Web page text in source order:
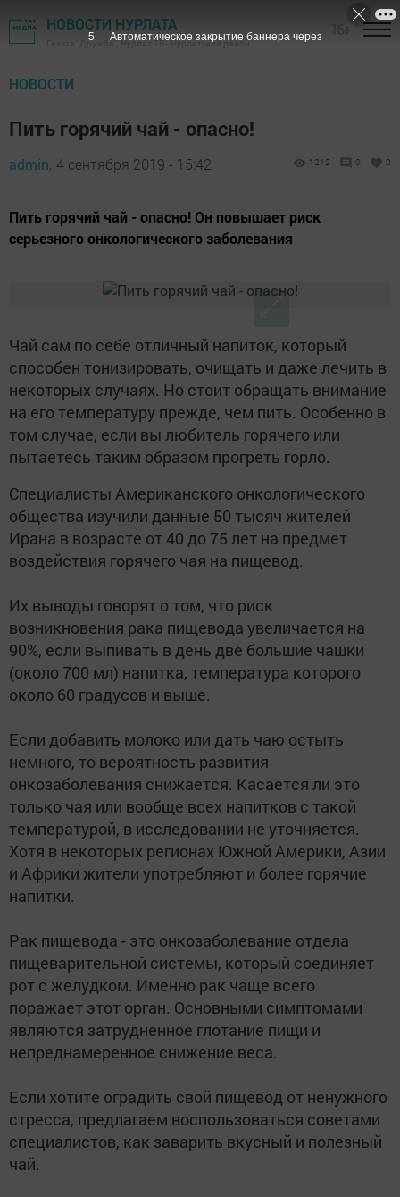
НОВОСТИ НУРЛАТА
Газета "Дружба", Нурлат ТВ - Нурлатский район
НОВОСТИ
Пить горячий чай - опасно!
admin, 4 сентября 2019 - 15:42 1212 0 0
Пить горячий чай - опасно! Он повышает риск
серьезного онкологического заболевания
Чай сам по себе отличный напиток, который
способен тонизировать, очищать и даже лечить в
некоторых случаях. Но стоит обращать внимание
на его температуру прежде, чем пить. Особенно в
том случае, если вы любитель горячего или
пытаетесь таким образом прогреть горло.
Специалисты Американского онкологического
общества изучили данные 50 тысяч жителей
Ирана в возрасте от 40 до 75 лет на предмет
воздействия горячего чая на пищевод.
Их выводы говорят о том, что риск
возникновения рака пищевода увеличается на
90%, если выпивать в день две большие чашки
(около 700 мл) напитка, температура которого
около 60 градусов и выше.
Если добавить молоко или дать чаю остыть
немного, то вероятность развития
онкозаболевания снижается. Касается ли это
только чая или вообще всех напитков с такой
температурой, в исследовании не уточняется.
Хотя в некоторых регионах Южной Америки, Азии
и Африки жители употребляют и более горячие
напитки.
Рак пищевода - это онкозаболевание отдела
пищеварительной системы, который соединяет
рот с желудком. Именно рак чаще всего
поражает этот орган. Основными симптомами
являются затрудненное глотание пищи и
непреднамеренное снижение веса.
Если хотите оградить свой пищевод от ненужного
стресса, предлагаем воспользоваться советами
специалистов, как заварить вкусный и полезный
чай.
4 Автоматическое закрытие баннера через